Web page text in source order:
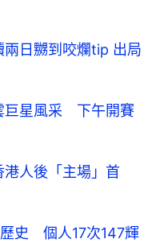
兩日嬲到咬爛tip 出局
巨星風采 下午開賽
人後「主場」首
史 個人17次147輝